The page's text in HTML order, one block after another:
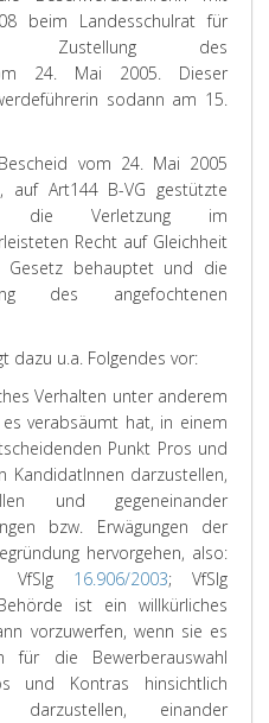
beim Landesschulrat für
Zustellung des
24. Mai 2005. Dieser
sodann am 15.
vom 24. Mai 2005
auf Art144 B-VG gestützte
die Verletzung im
Recht auf Gleichheit
Gesetz behauptet und die
des angefochtenen
dazu u.a. Folgendes vor:
Verhalten unter anderem
verabsäumt hat, in einem
Punkt Pros und
KandidatInnen darzustellen,
und gegeneinander
bzw. Erwägungen der
hervorgehen, also:
VfSlg 16.906/2003; VfSlg
ist ein willkürliches
vorzuwerfen, wenn sie es
die Bewerberauswahl
und Kontras hinsichtlich
darzustellen, einander